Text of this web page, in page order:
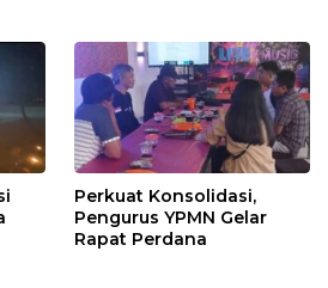
Perkuat Konsolidasi,
Pengurus YPMN Gelar
Rapat Perdana